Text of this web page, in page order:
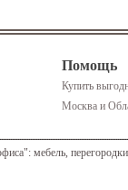
Помощь
Купить
Москва и
мебель,